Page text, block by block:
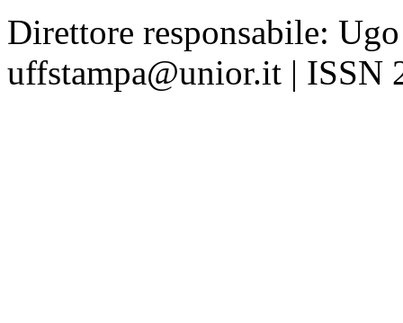
Direttore responsabile:
uffstampa@unior.it | ISSN